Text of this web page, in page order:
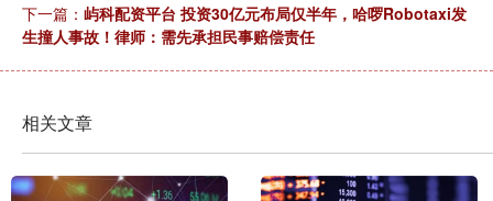
下一篇： 屿科配资平台 投资30亿元布局仅半年，哈啰Robotaxi发
生撞人事故！律师：需先承担民事赔偿责任
相关文章